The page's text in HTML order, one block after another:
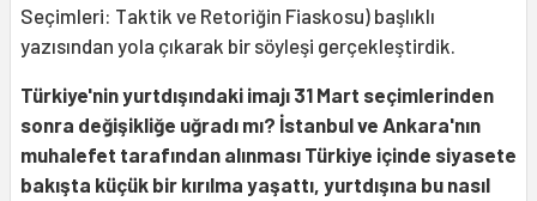
Seçimleri: Taktik ve Retoriğin Fiaskosu) başlıklı
yazısından yola çıkarak bir söyleşi gerçekleştirdik.
Türkiye'nin yurtdışındaki imajı 31 Mart seçimlerinden
sonra değişikliğe uğradı mı? İstanbul ve Ankara'nın
muhalefet tarafından alınması Türkiye içinde siyasete
bakışta küçük bir kırılma yaşattı, yurtdışına bu nasıl